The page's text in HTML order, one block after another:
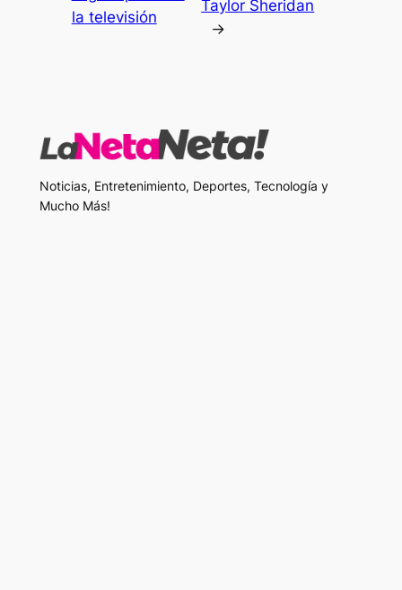
la televisión
Taylor Sheridan
→
Noticias, Entretenimiento, Deportes, Tecnología y
Mucho Más!